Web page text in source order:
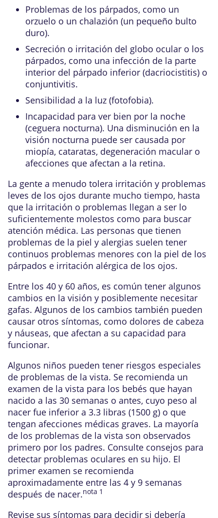
Problemas de los párpados, como un
orzuelo o un chalazión (un pequeño bulto
duro).
Secreción o irritación del globo ocular o los
párpados, como una infección de la parte
interior del párpado inferior (dacriocistitis) o
conjuntivitis.
Sensibilidad a la luz (fotofobia).
Incapacidad para ver bien por la noche
(ceguera nocturna). Una disminución en la
visión nocturna puede ser causada por
miopía, cataratas, degeneración macular o
afecciones que afectan a la retina.
La gente a menudo tolera irritación y problemas
leves de los ojos durante mucho tiempo, hasta
que la irritación o problemas llegan a ser lo
suficientemente molestos como para buscar
atención médica. Las personas que tienen
problemas de la piel y alergias suelen tener
continuos problemas menores con la piel de los
párpados e irritación alérgica de los ojos.
Entre los 40 y 60 años, es común tener algunos
cambios en la visión y posiblemente necesitar
gafas. Algunos de los cambios también pueden
causar otros síntomas, como dolores de cabeza
y náuseas, que afectan a su capacidad para
funcionar.
Algunos niños pueden tener riesgos especiales
de problemas de la vista. Se recomienda un
examen de la vista para los bebés que hayan
nacido a las 30 semanas o antes, cuyo peso al
nacer fue inferior a 3.3 libras (1500 g) o que
tengan afecciones médicas graves. La mayoría
de los problemas de la vista son observados
primero por los padres. Consulte consejos para
detectar problemas oculares en su hijo. El
primer examen se recomienda
aproximadamente entre las 4 y 9 semanas
después de nacer.nota 1
Revise sus síntomas para decidir si debería